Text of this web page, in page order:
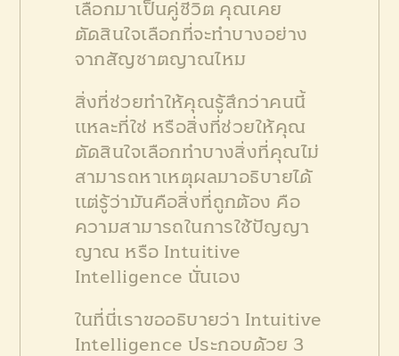
เลือกมาเป็นคู่ชีวิต คุณเคย
ตัดสินใจเลือกที่จะทำบางอย่าง
จากสัญชาตญาณไหม
สิ่งที่ช่วยทำให้คุณรู้สึกว่าคนนี้
แหละที่ใช่ หรือสิ่งที่ช่วยให้คุณ
ตัดสินใจเลือกทำบางสิ่งที่คุณไม่
สามารถหาเหตุผลมาอธิบายได้
แต่รู้ว่ามันคือสิ่งที่ถูกต้อง คือ
ความสามารถในการใช้ปัญญา
ญาณ หรือ Intuitive
Intelligence นั่นเอง
ในที่นี่เราขออธิบายว่า Intuitive
Intelligence ประกอบด้วย 3